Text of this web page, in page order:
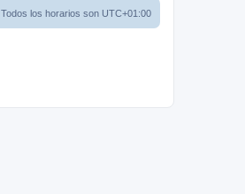
Todos los horarios son UTC+01:00